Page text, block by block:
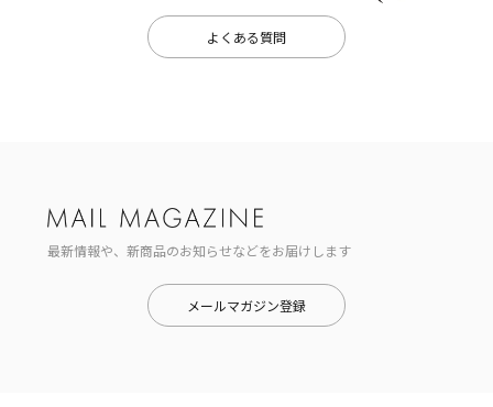
よくある質問
最新情報や、新商品のお知らせなどをお届けします
メールマガジン登録